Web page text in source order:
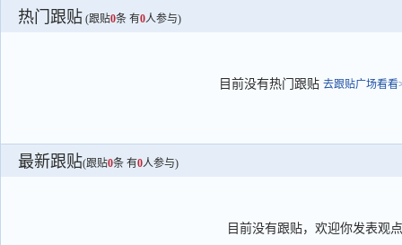
热门跟贴 (跟贴0条 有0人参与)
目前没有热门跟贴 去跟贴广场看看
最新跟贴(跟贴0条 有0人参与)
目前没有跟贴，欢迎你发表观点